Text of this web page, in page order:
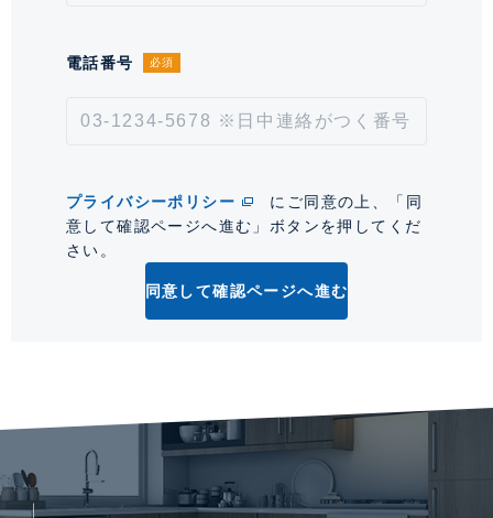
0
電話番号 必須
プライバシーポリシー
にご同意の上、「同
意して確認ページへ進む」ボタンを押してくだ
さい。
同意して確認ページへ進む